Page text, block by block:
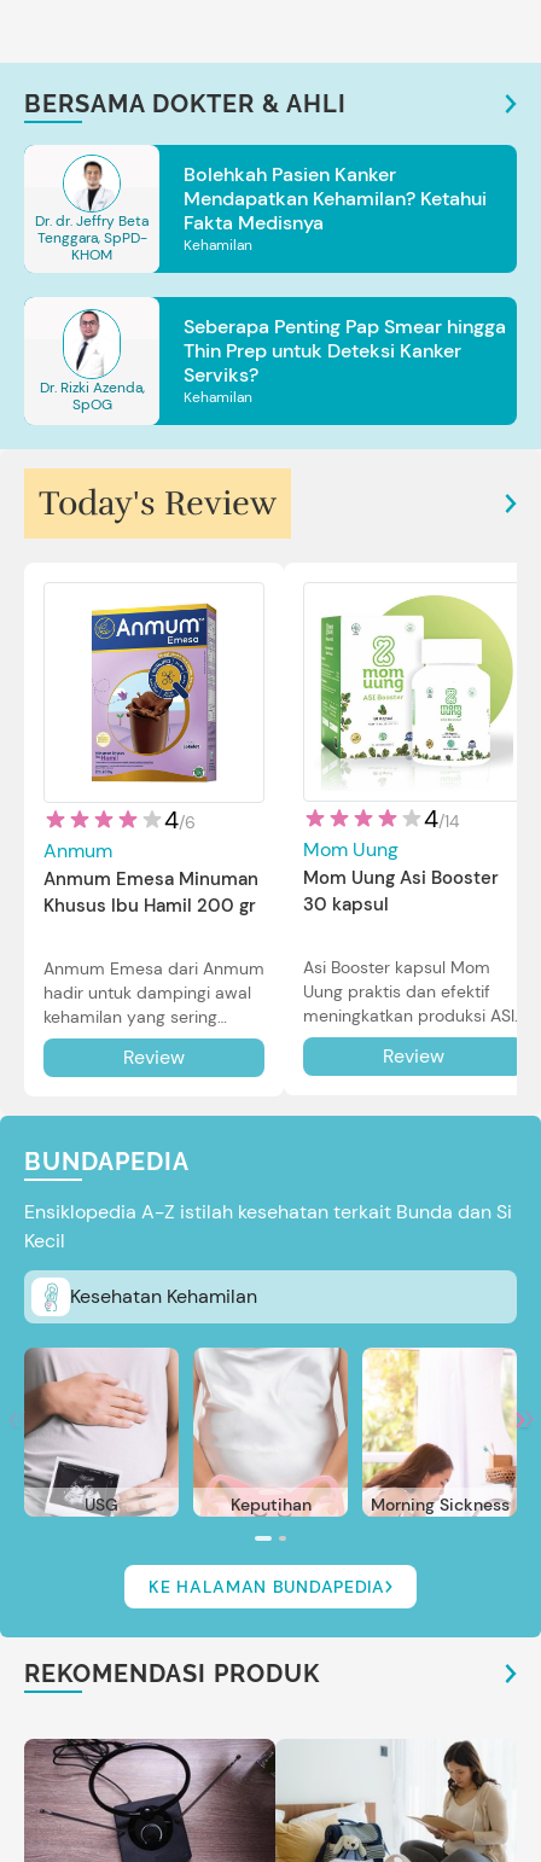
BERSAMA DOKTER & AHLI
Dr. dr. Jeffry Beta
Tenggara, SpPD-
KHOM
Bolehkah Pasien Kanker
Mendapatkan Kehamilan? Ketahui
Fakta Medisnya
Kehamilan
Dr. Rizki Azenda,
SpOG
Seberapa Penting Pap Smear hingga
Thin Prep untuk Deteksi Kanker
Serviks?
Kehamilan
Today's Review
4/6
Anmum
Anmum Emesa Minuman
Khusus Ibu Hamil 200 gr
Anmum Emesa dari Anmum
hadir untuk dampingi awal
kehamilan yang sering
diiringi dengan mual dan
muntah. Simak reviewnya di
Review
4/14
Mom Uung
Mom Uung Asi Booster
30 kapsul
Asi Booster kapsul Mom
Uung praktis dan efektif
meningkatkan produksi ASI
Bunda untuk Si Kecil. Simak
review lengkapnya di sini.
Review
BUNDAPEDIA
Ensiklopedia A-Z istilah kesehatan terkait Bunda dan Si
Kecil
Kesehatan Kehamilan
USG Keputihan Morning Sickness
KE HALAMAN BUNDAPEDIA
REKOMENDASI PRODUK